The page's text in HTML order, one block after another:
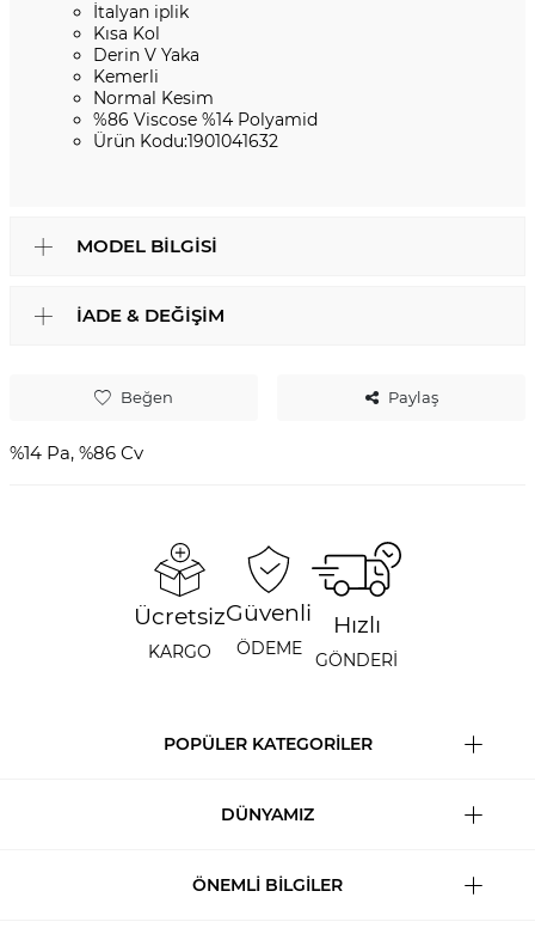
Beğen Paylaş
%14 Pa, %86 Cv
İtalyan iplik
Kısa Kol
Derin V Yaka
Kemerli
Normal Kesim
%86 Viscose %14 Polyamid
Ürün Kodu:1901041632
MODEL BILGISI
İADE & DEĞIŞIM
Ücretsiz
KARGO
Güvenli
ÖDEME
Hızlı
GÖNDERİ
POPÜLER KATEGORİLER
DÜNYAMIZ
ÖNEMLİ BİLGİLER